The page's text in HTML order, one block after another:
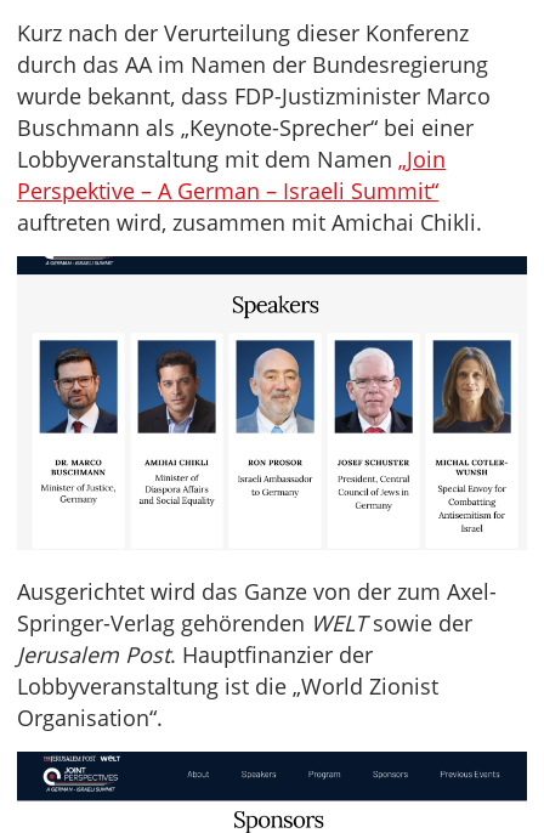
Kurz nach der Verurteilung dieser Konferenz
durch das AA im Namen der Bundesregierung
wurde bekannt, dass FDP-Justizminister Marco
Buschmann als „Keynote-Sprecher“ bei einer
Lobbyveranstaltung mit dem Namen „Join
Perspektive – A German – Israeli Summit“
auftreten wird, zusammen mit Amichai Chikli.
Ausgerichtet wird das Ganze von der zum Axel-
Springer-Verlag gehörenden WELTsowie der
Jerusalem Post. Hauptfinanzier der
Lobbyveranstaltung ist die „World Zionist
Organisation“.